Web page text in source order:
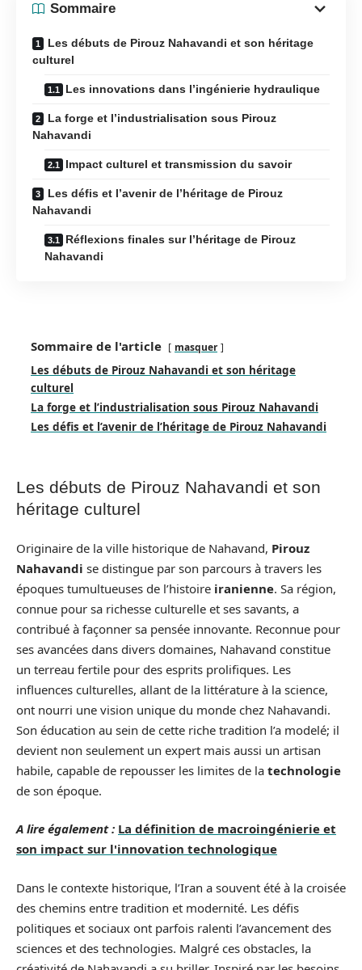
Sommaire
Les débuts de Pirouz Nahavandi et son héritage
culturel
Les innovations dans l’ingénierie hydraulique
La forge et l’industrialisation sous Pirouz
Nahavandi
Impact culturel et transmission du savoir
Les défis et l’avenir de l’héritage de Pirouz
Nahavandi
Réflexions finales sur l’héritage de Pirouz
Nahavandi
Sommaire de l'article masquer
Les débuts de Pirouz Nahavandi et son héritage
culturel
La forge et l’industrialisation sous Pirouz Nahavandi
Les défis et l’avenir de l’héritage de Pirouz Nahavandi
Les débuts de Pirouz Nahavandi et son
héritage culturel
Originaire de la ville historique de Nahavand, Pirouz
Nahavandi se distingue par son parcours à travers les
époques tumultueuses de l’histoire iranienne. Sa région,
connue pour sa richesse culturelle et ses savants, a
contribué à façonner sa pensée innovante. Reconnue pour
ses avancées dans divers domaines, Nahavand constitue
un terreau fertile pour des esprits prolifiques. Les
influences culturelles, allant de la littérature à la science,
ont nourri une vision unique du monde chez Nahavandi.
Son éducation au sein de cette riche tradition l’a modelé; il
devient non seulement un expert mais aussi un artisan
habile, capable de repousser les limites de la technologie
de son époque.
A lire également : La définition de macroingénierie et
son impact sur l'innovation technologique
Dans le contexte historique, l’Iran a souvent été à la croisée
des chemins entre tradition et modernité. Les défis
politiques et sociaux ont parfois ralenti l’avancement des
sciences et des technologies. Malgré ces obstacles, la